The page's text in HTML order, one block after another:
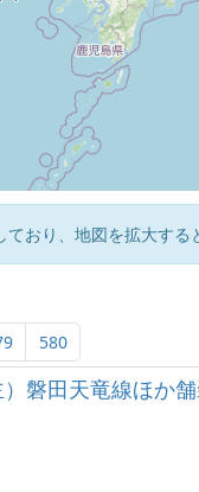
おり、地図を拡大する
580
磐田天竜線ほか